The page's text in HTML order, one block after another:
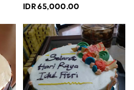
IDR 65,000.00